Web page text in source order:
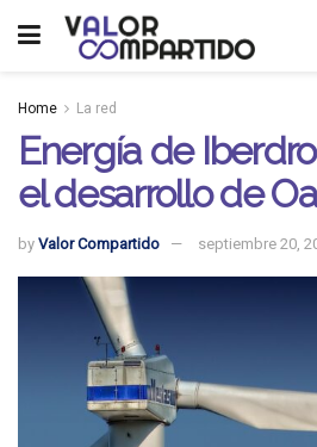
Home La red
Energía de
el desarrollo de
by Valor Compartido septiembre 20,